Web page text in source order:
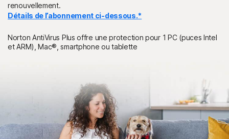
renouvellement.
Détails de l’abonnement ci-dessous.*
Norton AntiVirus Plus offre une protection pour 1 PC (puces Intel
et ARM), Mac®, smartphone ou tablette